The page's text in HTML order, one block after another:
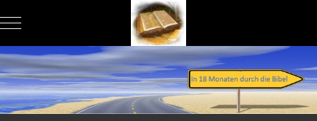
Mobile Menu Toggle